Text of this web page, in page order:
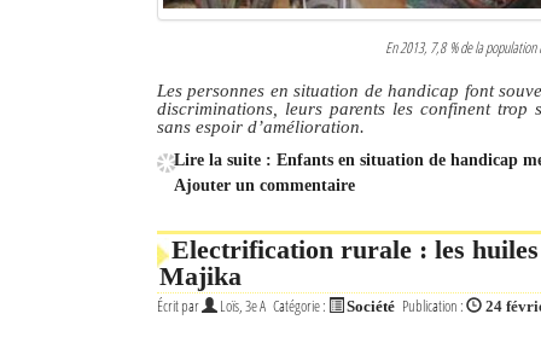
En 2013, 7,8 % de la
Les personnes en situation de handicap font
discriminations, leurs parents les confinent trop
sans espoir d’amélioration.
Lire la suite : Enfants en situation de handicap
Ajouter un commentaire
Electrification rurale : les
Majika
Écrit par Loïs, 3e A Catégorie : Société Publication : 24